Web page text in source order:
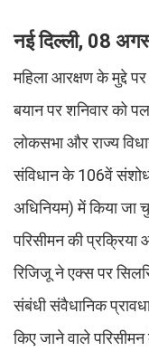
नई दिल्ली, 08
महिला आरक्षण के मुद्दे
बयान पर शनिवार को
लोकसभा और राज्य
संविधान के 106वें
अधिनियम) में किया जा
परिसीमन की
रिजिजू ने एक्स पर
संबंधी संवैधानिक
किए जाने वाले